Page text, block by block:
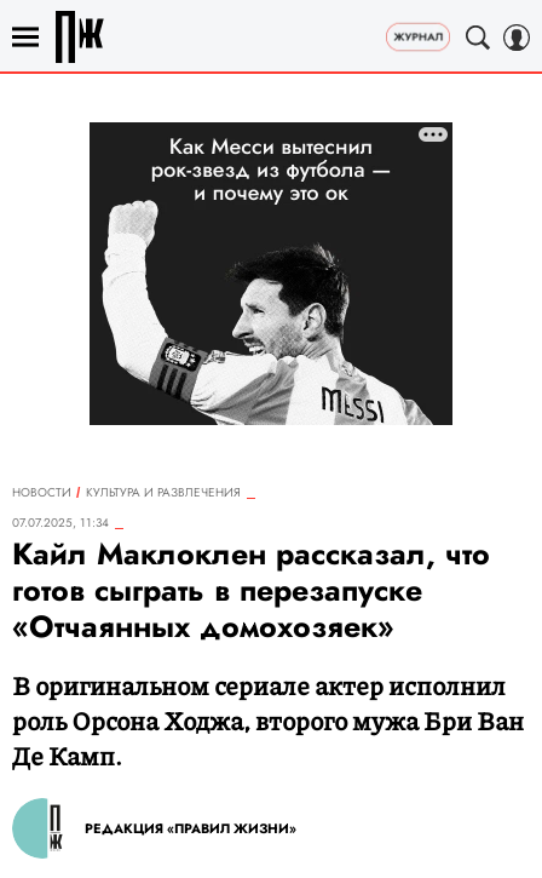
НОВОСТИ
КУЛЬТУРА И РАЗВЛЕЧЕНИЯ
07.07.2025, 11:34
Кайл Маклоклен рассказал, что
готов сыграть в перезапуске
«Отчаянных домохозяек»
В оригинальном сериале актер исполнил
роль Орсона Ходжа, второго мужа Бри Ван
Де Камп.
РЕДАКЦИЯ «ПРАВИЛ ЖИЗНИ»